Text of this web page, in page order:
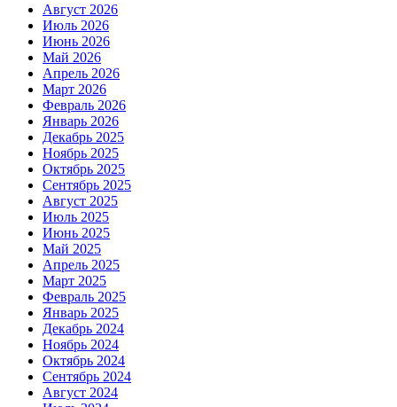
Август 2026
Июль 2026
Июнь 2026
Май 2026
Апрель 2026
Март 2026
Февраль 2026
Январь 2026
Декабрь 2025
Ноябрь 2025
Октябрь 2025
Сентябрь 2025
Август 2025
Июль 2025
Июнь 2025
Май 2025
Апрель 2025
Март 2025
Февраль 2025
Январь 2025
Декабрь 2024
Ноябрь 2024
Октябрь 2024
Сентябрь 2024
Август 2024